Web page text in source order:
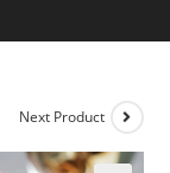
Next Product